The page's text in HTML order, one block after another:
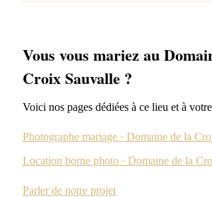
Vous vous mariez au
Croix Sauvalle ?
Voici nos pages dédiées à ce lieu et à
Photographe mariage · Domaine de la
Location borne photo · Domaine de la
Parler de notre projet